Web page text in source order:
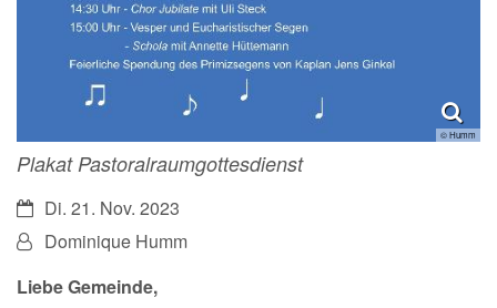
© Humm
Plakat Pastoralraumgottesdienst
Datum:Di. 21. Nov. 2023
Von:Dominique Humm
Liebe Gemeinde,